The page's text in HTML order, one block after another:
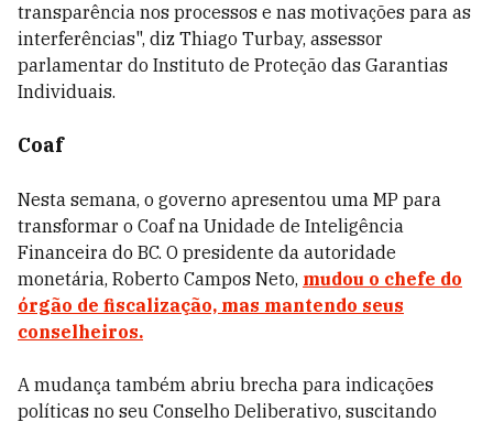
transparência nos processos e nas motivações para as
interferências", diz Thiago Turbay, assessor
parlamentar do Instituto de Proteção das Garantias
Individuais.
Coaf
Nesta semana, o governo apresentou uma MP para
transformar o Coaf na Unidade de Inteligência
Financeira do BC. O presidente da autoridade
monetária, Roberto Campos Neto, mudou o chefe do
órgão de fiscalização, mas mantendo seus
conselheiros.
A mudança também abriu brecha para indicações
políticas no seu Conselho Deliberativo, suscitando